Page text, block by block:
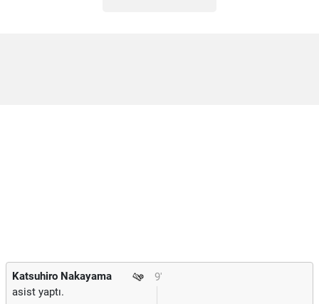
9'
Katsuhiro Nakayama
asist yaptı.